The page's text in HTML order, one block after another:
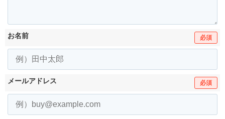
お名前 必須
メールアドレス 必須